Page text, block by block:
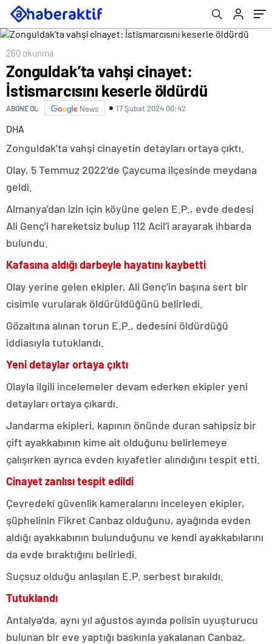
260 okunma
Zonguldak’ta vahşi cinayet:
İstismarcısını keserle öldürdü
ABONE OL News 17 Şubat 2024 00:42
DHA
Zonguldak’ta vahşi cinayetin detayları ortaya çıktı.
Olay, 5 Temmuz 2022’de Çaycuma ilçesinde meydana
geldi.
Almanya’dan izin için köyüne gelen E.P., evde dedesi
Ali Genç’i hareketsiz bulup 112 Acil’i arayarak ihbarda
bulundu.
Kafasına aldığı darbeyle hayatını kaybetti
Olay yerine gelen ekipler, Ali Genç’in başına sert bir
cisimle vurularak öldürüldüğünü belirledi.
Gözaltına alınan torun E.P., dedesini öldürdüğü
iddiasıyla tutuklandı.
Yeni detaylar ortaya çıktı
Olayla ilgili incelemeler devam ederken ekipler yeni
detayları ortaya çıkardı.
Jandarma ekipleri, kapının önünde duran sahipsiz bir
çift ayakkabının kime ait olduğunu belirlemeye
çalışırken ayrıca evden kıyafetler alındığını tespit etti.
Cinayet zanlısı tespit edildi
Çevredeki güvenlik kameralarını inceleyen ekipler,
şüphelinin Fikret Canbaz olduğunu, ayağında evden
aldığı ayakkabının bulunduğunu ve kendi ayakkabılarını
da evde bıraktığını belirledi.
Suçsuz olduğu anlaşılan E.P. serbest bırakıldı.
Tutuklandı
Antalya’da, aynı yıl ağustos ayında polisin uyuşturucu
bulunan bir eve yaptığı baskınla yakalanan Canbaz,